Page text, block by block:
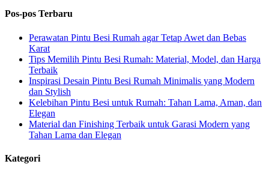
Pos-pos Terbaru
Perawatan Pintu Besi Rumah agar Tetap Awet dan Bebas
Karat
Tips Memilih Pintu Besi Rumah: Material, Model, dan Harga
Terbaik
Inspirasi Desain Pintu Besi Rumah Minimalis yang Modern
dan Stylish
Kelebihan Pintu Besi untuk Rumah: Tahan Lama, Aman, dan
Elegan
Material dan Finishing Terbaik untuk Garasi Modern yang
Tahan Lama dan Elegan
Kategori